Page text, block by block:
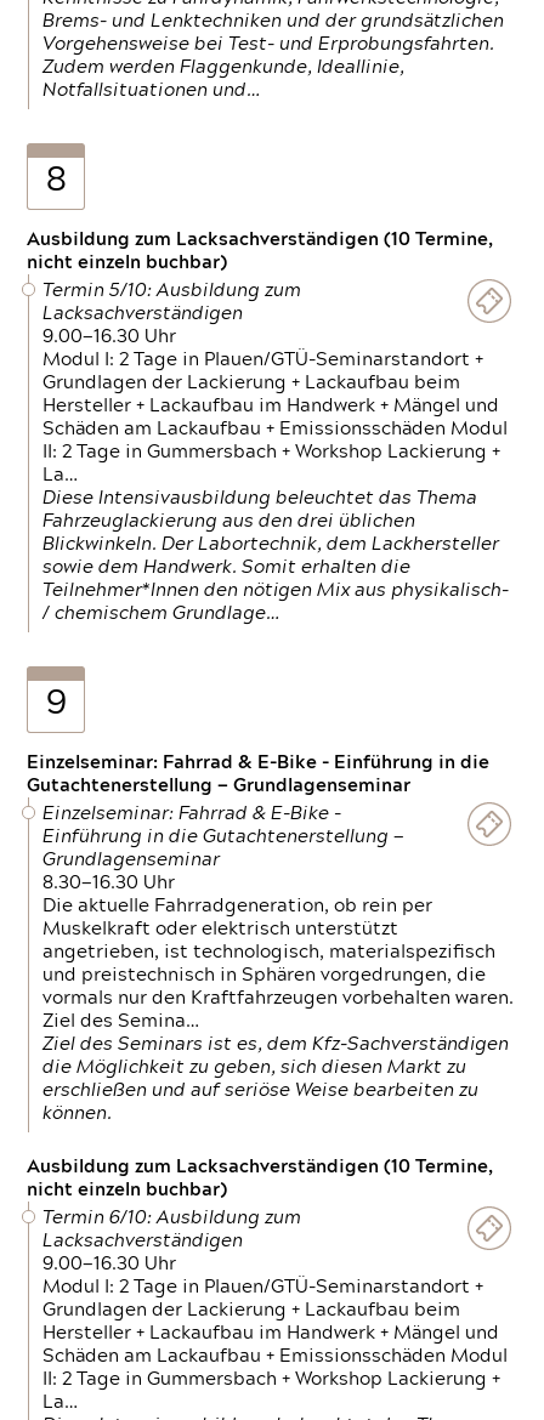
Brems- und Lenktechniken und der grundsätzlichen
Vorgehensweise bei Test- und Erprobungsfahrten.
Zudem werden Flaggenkunde, Ideallinie,
Notfallsituationen und…
8
Ausbildung zum Lacksachverständigen (10 Termine,
nicht einzeln buchbar)
Termin 5/10: Ausbildung zum
Lacksachverständigen
9.00—16.30 Uhr
Modul I: 2 Tage in Plauen/GTÜ-Seminarstandort +
Grundlagen der Lackierung + Lackaufbau beim
Hersteller + Lackaufbau im Handwerk + Mängel und
Schäden am Lackaufbau + Emissionsschäden Modul
II: 2 Tage in Gummersbach + Workshop Lackierung +
La…
Diese Intensivausbildung beleuchtet das Thema
Fahrzeuglackierung aus den drei üblichen
Blickwinkeln. Der Labortechnik, dem Lackhersteller
sowie dem Handwerk. Somit erhalten die
Teilnehmer*Innen den nötigen Mix aus physikalisch-
/ chemischem Grundlage…
9
Einzelseminar: Fahrrad & E-Bike - Einführung in die
Gutachtenerstellung — Grundlagenseminar
Einzelseminar: Fahrrad & E-Bike -
Einführung in die Gutachtenerstellung —
Grundlagenseminar
8.30—16.30 Uhr
Die aktuelle Fahrradgeneration, ob rein per
Muskelkraft oder elektrisch unterstützt
angetrieben, ist technologisch, materialspezifisch
und preistechnisch in Sphären vorgedrungen, die
vormals nur den Kraftfahrzeugen vorbehalten waren.
Ziel des Semina…
Ziel des Seminars ist es, dem Kfz-Sachverständigen
die Möglichkeit zu geben, sich diesen Markt zu
erschließen und auf seriöse Weise bearbeiten zu
können.
Ausbildung zum Lacksachverständigen (10 Termine,
nicht einzeln buchbar)
Termin 6/10: Ausbildung zum
Lacksachverständigen
9.00—16.30 Uhr
Modul I: 2 Tage in Plauen/GTÜ-Seminarstandort +
Grundlagen der Lackierung + Lackaufbau beim
Hersteller + Lackaufbau im Handwerk + Mängel und
Schäden am Lackaufbau + Emissionsschäden Modul
II: 2 Tage in Gummersbach + Workshop Lackierung +
La…